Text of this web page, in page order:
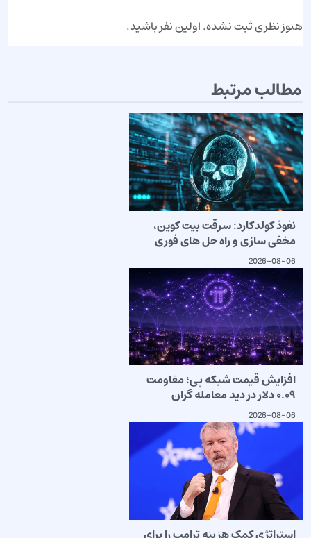
هنوز نظری ثبت نشده. اولین نفر باشید.
مطالب مرتبط
نفوذ کولدکارد: سرقت بیت کوین،
مخفی سازی و راه حل های فوری
2026-08-06
افزایش قیمت شبکه پی؛ مقاومت
۰.۰۹ دلار در دید معامله گران
2026-08-06